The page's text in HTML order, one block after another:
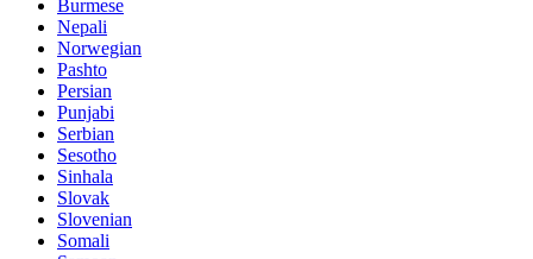
Burmese
Nepali
Norwegian
Pashto
Persian
Punjabi
Serbian
Sesotho
Sinhala
Slovak
Slovenian
Somali